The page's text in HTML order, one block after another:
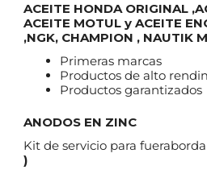
ACEITE HONDA ORIGINAL
ACEITE MOTUL y ACEITE
,NGK, CHAMPION , NAUTIK
Primeras marcas
Productos de alto
Productos garantizados
ANODOS EN ZINC
Kit de servicio para fueraborda
)